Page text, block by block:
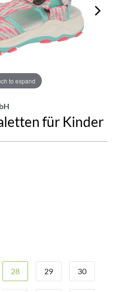
to expand
für Kinder
28 29 30